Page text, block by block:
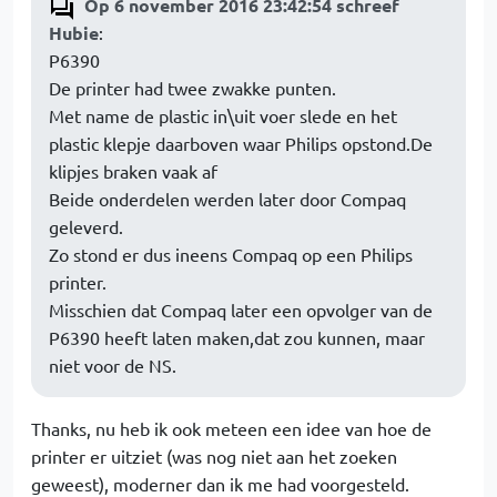
Op 6 november 2016 23:42:54 schreef
Hubie:
P6390
De printer had twee zwakke punten.
Met name de plastic in\uit voer slede en het
plastic klepje daarboven waar Philips opstond.De
klipjes braken vaak af
Beide onderdelen werden later door Compaq
geleverd.
Zo stond er dus ineens Compaq op een Philips
printer.
Misschien dat Compaq later een opvolger van de
P6390 heeft laten maken,dat zou kunnen, maar
niet voor de NS.
Thanks, nu heb ik ook meteen een idee van hoe de
printer er uitziet (was nog niet aan het zoeken
geweest), moderner dan ik me had voorgesteld.